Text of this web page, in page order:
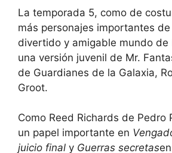
La temporada 5, como de
más personajes importantes
divertido y amigable mundo de
una versión juvenil de Mr.
de Guardianes de la Galaxia,
Groot.
Como Reed Richards de Pedro
un papel importante en
juicio final y Guerras secretas